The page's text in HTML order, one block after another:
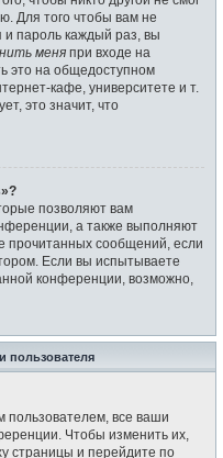
Для того чтобы вам не
и пароль каждый раз, вы
меня при входе на
это на общедоступном
кафе, университете и т.
это значит, что
позволяют вам
а также выполняют
прочитанных сообщений, если
Если вы испытываете
конференции, возможно,
пользователя
пользователем, все ваши
Чтобы изменить их,
страницы и перейдите по